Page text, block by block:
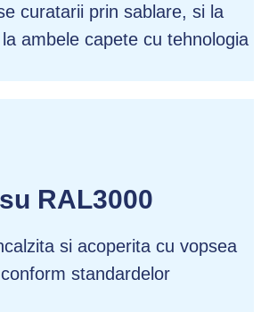
curatarii prin sablare, si la
ambele capete cu tehnologia
RAL3000
si acoperita cu vopsea
standardelor